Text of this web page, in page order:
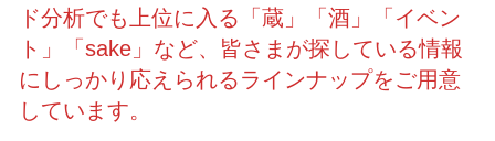
ド分析でも上位に入る「蔵」「酒」「イベン
ト」「sake」など、皆さまが探している情報
にしっかり応えられるラインナップをご用意
しています。